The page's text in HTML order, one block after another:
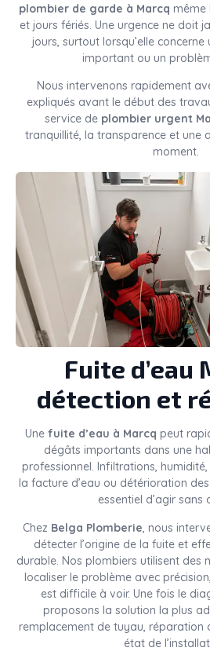
plombier de garde à Marcq même
et jours fériés. Une urgence ne doit
jours, surtout lorsqu’elle
important ou un
Nous intervenons rapidement
expliqués avant le début des
service de plombier urgent
tranquillité, la transparence et une
moment.
Fuite d’eau
détection et
Une fuite d’eau à Marcq peut
dégâts importants dans une
professionnel. Infiltrations,
la facture d’eau ou détérioration
essentiel d’agir sans
Chez Belga Plomberie, nous
détecter l’origine de la fuite et
durable. Nos plombiers utilisent des
localiser le problème avec
est difficile à voir. Une fois le
proposons la solution la plus
remplacement de tuyau, réparation
état de